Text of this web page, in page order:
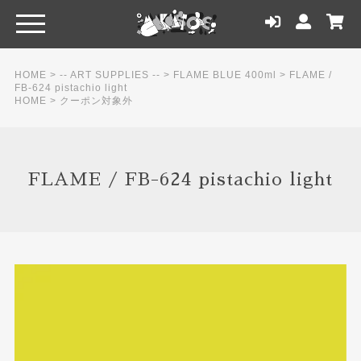
HOME > -- ART SUPPLIES -- > FLAME BLUE 400ml > FLAME /
FB-624 pistachio light
HOME > クーポン対象外
FLAME / FB-624 pistachio light